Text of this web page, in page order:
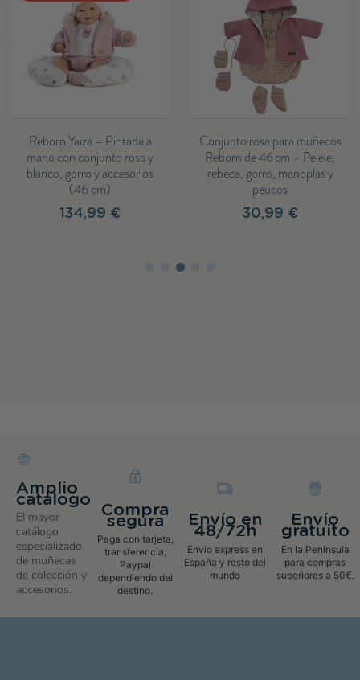
Reborn Yaiza – Pintada a
mano con conjunto rosa y
blanco, gorro y accesorios
(46 cm)
134,99 €
Conjunto rosa para muñecos
Reborn de 46 cm – Pelele,
rebeca, gorro, manoplas y
peucos
30,99 €
Amplio
catalogo
El mayor
catálogo
especializado
de muñecas
de colección y
accesorios.
Compra
segura
Paga con tarjeta,
transferencia,
Paypal
dependiendo del
destino.
Envío en
48/72h
Envio express en
España y resto del
mundo
Envío
gratuito
En la Península
para compras
superiores a 50€.